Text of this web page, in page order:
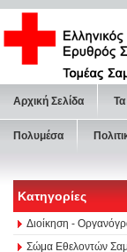
Αρχική Σελίδα
Πολυμέσα
Κατηγορίες
Διοίκηση -
Σώμα Εθελοντών